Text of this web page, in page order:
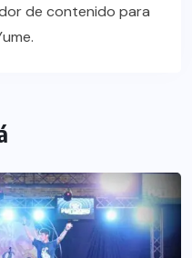
de contenido para